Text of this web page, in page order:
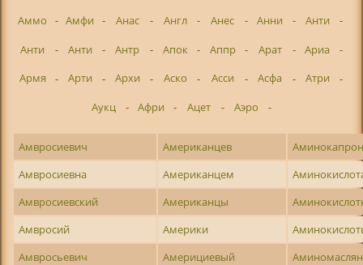
Аммо
- Амфи - Анас - Англ - Анес - Анни - Анти
-
Анти
- Анти - Антр - Апок - Аппр - Арат - Ариа
-
Армя
- Арти - Архи - Аско - Асси - Асфа - Атри
-
Аукц
- Афри - Ацет - Аэро -
Амвросиевич Американцев
Амвросиевна
Американцем
Амвросиевский
Американцы
Амвросий
Америки
Амвросьевич
Америциевый